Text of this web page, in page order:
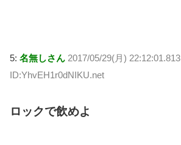
5: 名無しさん 2017/05/29(月) 22:12:01.813
ID:YhvEH1r0dNIKU.net
ロックで飲めよ